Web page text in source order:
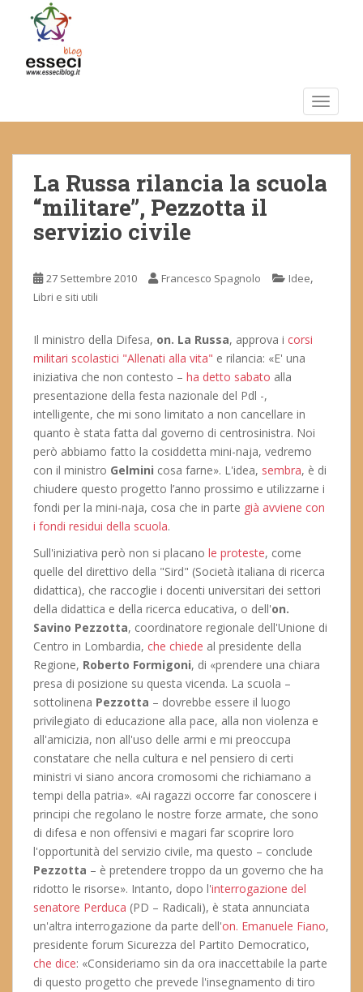
m
La Russa rilancia la scuola
“militare”, Pezzotta il
servizio civile
27 Settembre 2010 Francesco Spagnolo Idee,
Libri e siti utili
Il ministro della Difesa, on. La Russa, approva i corsi
militari scolastici "Allenati alla vita" e rilancia: «E' una
iniziativa che non contesto – ha detto sabato alla
presentazione della festa nazionale del Pdl -,
intelligente, che mi sono limitato a non cancellare in
quanto è stata fatta dal governo di centrosinistra. Noi
però abbiamo fatto la cosiddetta mini-naja, vedremo
con il ministro Gelmini cosa farne». L'idea, sembra, è di
chiudere questo progetto l’anno prossimo e utilizzarne i
fondi per la mini-naja, cosa che in parte già avviene con
i fondi residui della scuola.
Sull'iniziativa però non si placano le proteste, come
quelle del direttivo della "Sird" (Società italiana di ricerca
didattica), che raccoglie i docenti universitari dei settori
della didattica e della ricerca educativa, o dell'on.
Savino Pezzotta, coordinatore regionale dell'Unione di
Centro in Lombardia, che chiede al presidente della
Regione, Roberto Formigoni, di «prendere una chiara
presa di posizione su questa vicenda. La scuola –
sottolinena Pezzotta – dovrebbe essere il luogo
privilegiato di educazione alla pace, alla non violenza e
all'amicizia, non all'uso delle armi e mi preoccupa
constatare che nella cultura e nel pensiero di certi
ministri vi siano ancora cromosomi che richiamano a
tempi della patria». «Ai ragazzi occorre far conoscere i
principi che regolano le nostre forze armate, che sono
di difesa e non offensivi e magari far scoprire loro
l'opportunità del servizio civile, ma questo – conclude
Pezzotta – è pretendere troppo da un governo che ha
ridotto le risorse». Intanto, dopo l'interrogazione del
senatore Perduca (PD – Radicali), è stata annunciata
un'altra interrogazione da parte dell'on. Emanuele Fiano,
presidente forum Sicurezza del Partito Democratico,
che dice: «Consideriamo sin da ora inaccettabile la parte
di questo progetto che prevede l'insegnamento di tiro